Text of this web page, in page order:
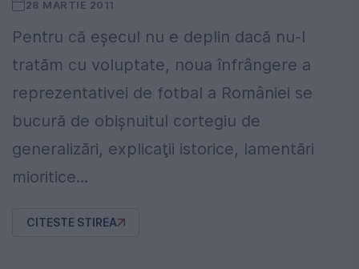
28 MARTIE 2011
Pentru că eşecul nu e deplin dacă nu-l
tratăm cu voluptate, noua înfrângere a
reprezentativei de fotbal a României se
bucură de obişnuitul cortegiu de
generalizări, explicaţii istorice, lamentări
mioritice...
CITESTE STIREA